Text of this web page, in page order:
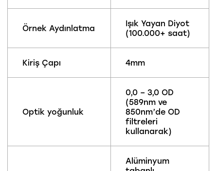
Örnek Aydınlatma
Işık Yayan Diyot
(100.000+ saat)
Kiriş Çapı 4mm
Optik yoğunluk
0,0 – 3,0 OD
(589nm ve
850nm’de OD
filtreleri
kullanarak)
Alüminyum